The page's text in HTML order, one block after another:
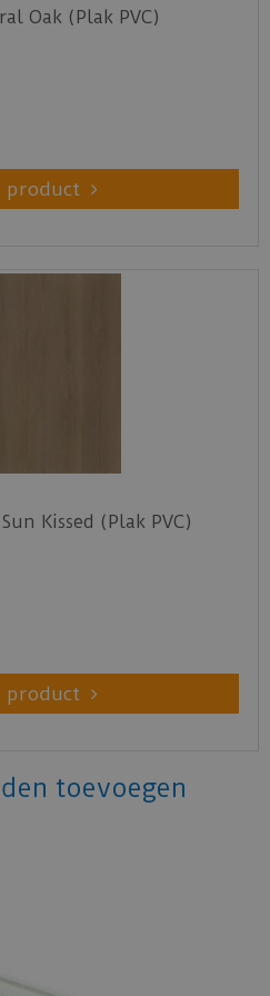
Oak (Plak PVC)
product
Kissed (Plak PVC)
product
toevoegen